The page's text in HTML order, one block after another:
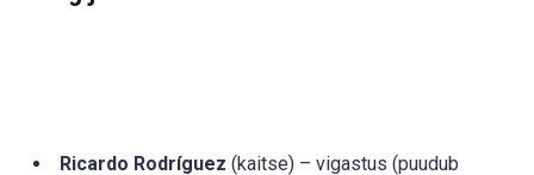
Ricardo Rodríguez (kaitse) – vigastus (puudub